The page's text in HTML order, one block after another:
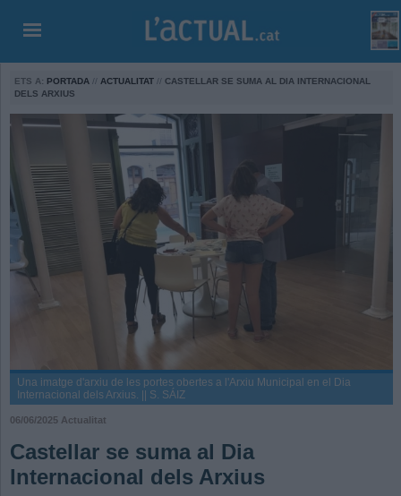
ETS A: PORTADA // ACTUALITAT // CASTELLAR SE SUMA AL DIA INTERNACIONAL
DELS ARXIUS
Una imatge d'arxiu de les portes obertes a l'Arxiu Municipal en el Dia
Internacional dels Arxius. || S. SÁIZ
06/06/2025 Actualitat
Castellar se suma al Dia
Internacional dels Arxius